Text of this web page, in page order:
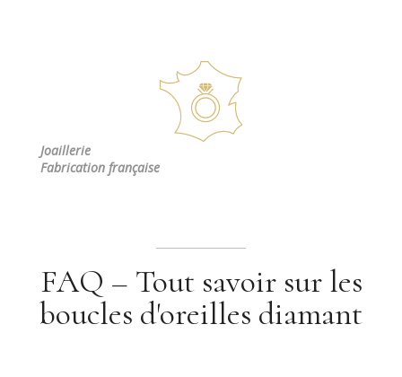
Joaillerie
Fabrication française
FAQ – Tout savoir sur les
boucles d'oreilles diamant